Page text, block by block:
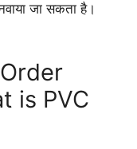
जा सकता है।
is PVC